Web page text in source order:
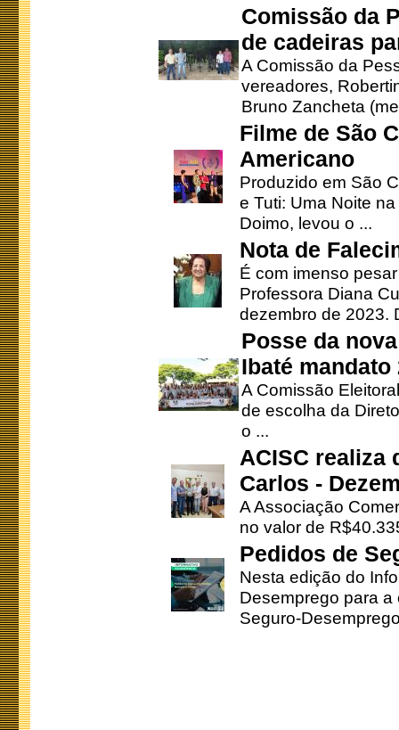
Comissão da
de cadeiras
A Comissão da
vereadores,
Bruno Zancheta
Filme de São
Americano
Produzido em São
e Tuti: Uma Noite
Doimo, levou o ...
Nota de
É com imenso
Professora Diana
dezembro de 2023.
Posse da
Ibaté mandato
A Comissão
de escolha da
o ...
ACISC realiza
Carlos -
A Associação
no valor de
Pedidos de
Nesta edição do
Desemprego para
Seguro-